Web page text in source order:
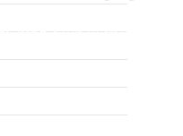
אימוני הליכה אישיים בכפר